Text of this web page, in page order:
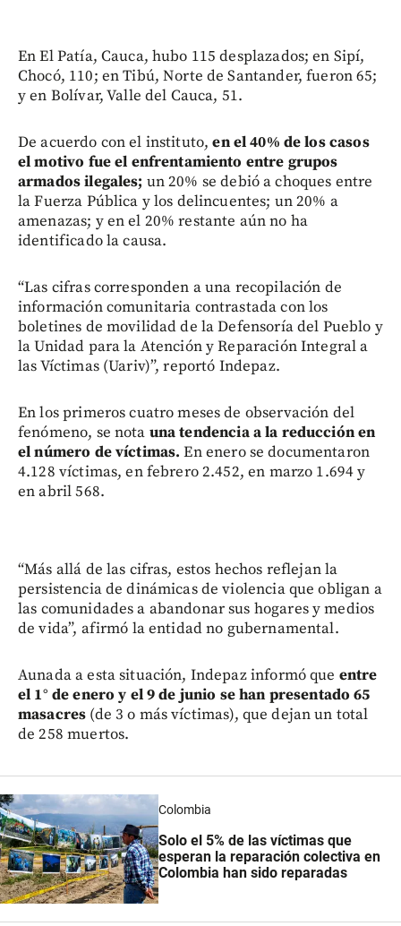
En El Patía, Cauca, hubo 115 desplazados; en Sipí,
Chocó, 110; en Tibú, Norte de Santander, fueron 65;
y en Bolívar, Valle del Cauca, 51.
De acuerdo con el instituto,en el 40% de los casos
el motivo fue el enfrentamiento entre grupos
armados ilegales; un 20% se debió a choques entre
la Fuerza Pública y los delincuentes; un 20% a
amenazas; y en el 20% restante aún no ha
identificado la causa.
“Las cifras corresponden a una recopilación de
información comunitaria contrastada con los
boletines de movilidad de la Defensoría del Pueblo y
la Unidad para la Atención y Reparación Integral a
las Víctimas (Uariv)”, reportó Indepaz.
En los primeros cuatro meses de observación del
fenómeno, se nota una tendencia a la reducción en
el número de víctimas. En enero se documentaron
4.128 víctimas, en febrero 2.452, en marzo 1.694 y
en abril 568.
“Más allá de las cifras, estos hechos reflejan la
persistencia de dinámicas de violencia que obligan a
las comunidades a abandonar sus hogares y medios
de vida”, afirmó la entidad no gubernamental.
Aunada a esta situación, Indepaz informó que entre
el 1° de enero y el 9 de junio se han presentado 65
masacres (de 3 o más víctimas), que dejan un total
de 258 muertos.
Colombia
Solo el 5% de las víctimas que
esperan la reparación colectiva en
Colombia han sido reparadas